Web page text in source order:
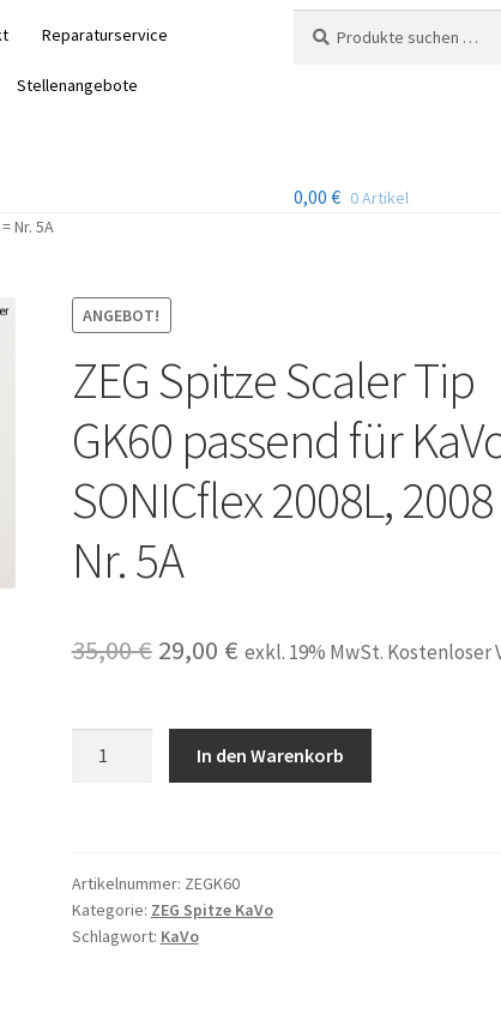
Reparaturservice
Stellenangebote
nach:
0,00 € 0 Artikel
Nr. 5A
ANGEBOT!
ZEG Spitze Scaler Tip
GK60 passend für
SONICflex 2008L, 2008
Nr. 5A
35,00€ Ursprünglicher
war:
35,00 €
29,00 €Aktueller
ist:
29,00 €.
exkl. 19% MwSt. Kostenloser
passend
für
KaVo
In den Warenkorb
Artikelnummer: ZEGK60
Kategorie: ZEG Spitze KaVo
Schlagwort: KaVo